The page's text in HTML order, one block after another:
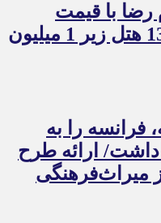
رضا با قیمت
مناسب کدامند؟ معرفی 13 هتل زیر 1 میلیون
۲۵۰۰ ساله، فرانسه را به
ارائه طرح